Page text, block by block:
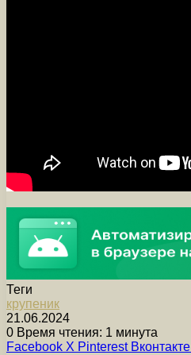
Теги
крупеник
21.06.2024
0 Время чтения: 1 минута
Facebook X Pinterest Вконтакте